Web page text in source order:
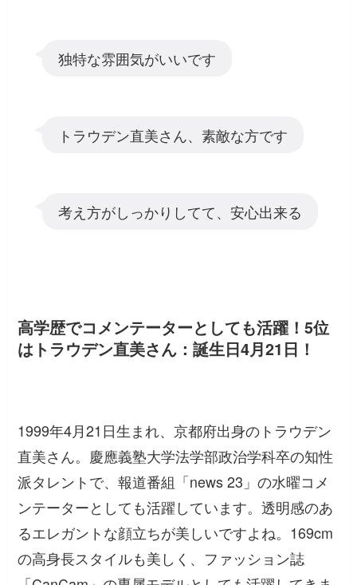
独特な雰囲気がいいです
トラウデン直美さん、素敵な方です
考え方がしっかりしてて、安心出来る
高学歴でコメンテーターとしても活躍！5位
はトラウデン直美さん：誕生日4月21日！
1999年4月21日生まれ、京都府出身のトラウデン
直美さん。慶應義塾大学法学部政治学科卒の知性
派タレントで、報道番組「news 23」の水曜コメ
ンテーターとしても活躍しています。透明感のあ
るエレガントな顔立ちが美しいですよね。169cm
の高身長スタイルも美しく、ファッション誌